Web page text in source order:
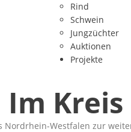
Rind
Schwein
Jungzüchter
Auktionen
Projekte
Nordrhein-Westfalen zur